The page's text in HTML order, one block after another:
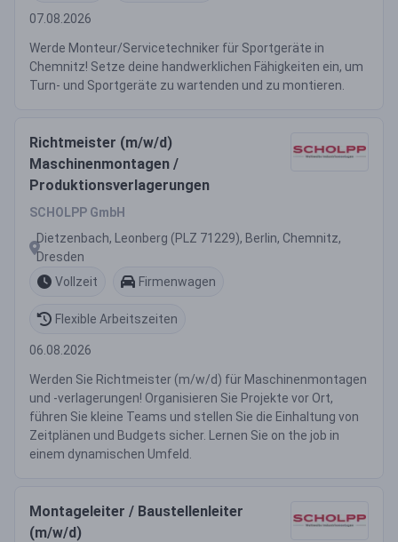
07.08.2026
Werde Monteur/Servicetechniker für Sportgeräte in
Chemnitz! Setze deine handwerklichen Fähigkeiten ein, um
Turn- und Sportgeräte zu wartenden und zu montieren.
Richtmeister (m/w/d)
Maschinenmontagen /
Produktionsverlagerungen
SCHOLPP GmbH
Dietzenbach, Leonberg (PLZ 71229), Berlin, Chemnitz,
Dresden
Vollzeit
Firmenwagen
Flexible Arbeitszeiten
06.08.2026
Werden Sie Richtmeister (m/w/d) für Maschinenmontagen
und -verlagerungen! Organisieren Sie Projekte vor Ort,
führen Sie kleine Teams und stellen Sie die Einhaltung von
Zeitplänen und Budgets sicher. Lernen Sie on the job in
einem dynamischen Umfeld.
Montageleiter / Baustellenleiter
(m/w/d)